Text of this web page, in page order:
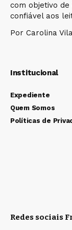
com objetivo
confiável aos
Por Carolina
Institucional
Expediente
Quem Somos
Políticas de
Redes sociais